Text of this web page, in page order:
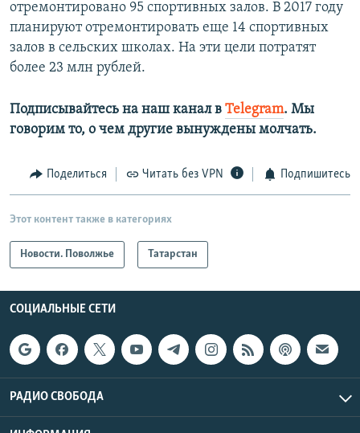
отремонтировано 95 спортивных залов. В 2017 году
планируют отремонтировать еще 14 спортивных
залов в сельских школах. На эти цели потратят
более 23 млн рублей.
Подписывайтесь на наш канал в Telegram. Мы
говорим то, о чем другие вынуждены молчать.​
Поделиться Читать без VPN Подпишитесь
Этот контент также в категориях
Новости. Поволжье Татарстан
СОЦИАЛЬНЫЕ СЕТИ
РАДИО СВОБОДА